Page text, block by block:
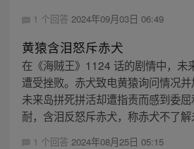
1 个回答 2024年09月03日 06:49
黄猿含泪怒斥赤犬
在《海贼王》1124 话的剧情中，未
遭受挫败。赤犬致电黄猿询问情况
未来岛拼死拼活却遭指责而感到委
耐，含泪反怒斥赤犬，称赤犬不了
1 个回答 2024年08月25日 05:15